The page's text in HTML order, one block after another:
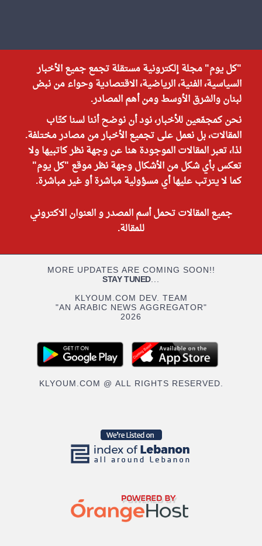
"كل يوم" مجلة إلكترونية مستقلة تجمع جميع الأخبار
السياسية، الفنية، الرياضية، الاقتصادية وحواء من نبض
لبنان والشرق الأوسط ومن أهم المصادر.
نحن كمجمّعين للأخبار، نود أن نوضح أننا لسنا كتّاب
المقالات، بل نعمل على تجميع الأخبار من مصادر مختلفة.
لذا، تعبر المقالات الموجودة هنا عن وجهة نظر كاتبيها ولا
تعكس بأي شكل من الأشكال وجهة نظر موقع "كل يوم"
كما لا يترتب عليها أي مسؤولية مباشرة أو غير مباشرة.
جميع المقالات تحمل أسم المصدر و العنوان الاكتروني
للمقالة.
MORE UPDATES ARE COMING SOON!!
STAY TUNED...
KLYOUM.COM DEV. TEAM
"AN ARABIC NEWS AGGREGATOR"
2026
KLYOUM.COM @ ALL RIGHTS RESERVED.